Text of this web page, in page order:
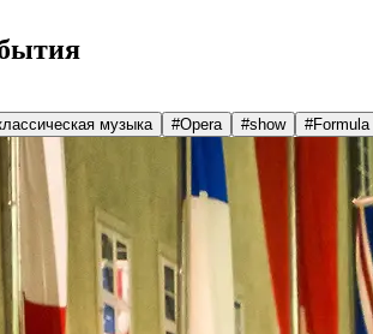
музыка #Opera #show #Formula